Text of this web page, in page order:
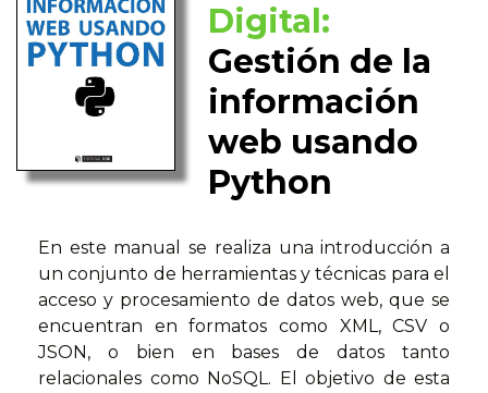
Digital:
Gestión de la
información
web usando
Python
En este manual se realiza una introducción a
un conjunto de herramientas y técnicas para el
acceso y procesamiento de datos web, que se
encuentran en formatos como XML, CSV o
JSON, o bien en bases de datos tanto
relacionales como NoSQL. El objetivo de esta